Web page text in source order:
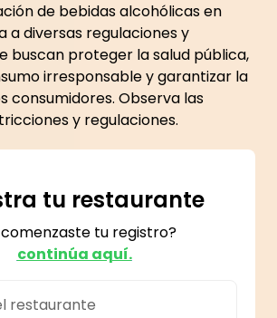
de bebidas alcohólicas en
a diversas regulaciones y
buscan proteger la salud pública,
irresponsable y garantizar la
consumidores. Observa las
y regulaciones.
tu restaurante
comenzaste tu registro?
continúa aquí.
restaurante